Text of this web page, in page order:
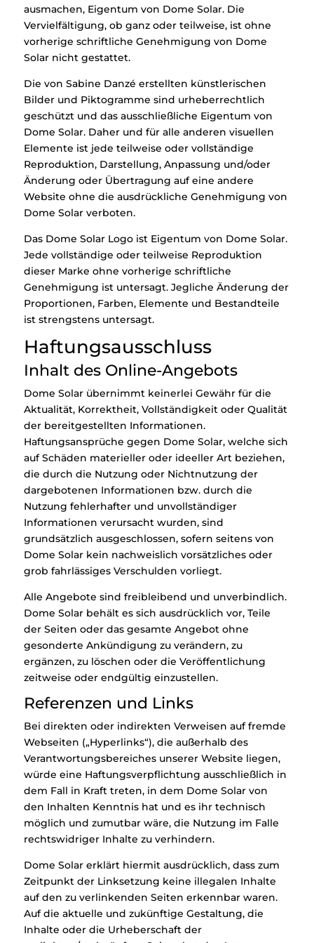
ausmachen, Eigentum von Dome Solar. Die
Vervielfältigung, ob ganz oder teilweise, ist ohne
vorherige schriftliche Genehmigung von Dome
Solar nicht gestattet.
Die von Sabine Danzé erstellten künstlerischen
Bilder und Piktogramme sind urheberrechtlich
geschützt und das ausschließliche Eigentum von
Dome Solar. Daher und für alle anderen visuellen
Elemente ist jede teilweise oder vollständige
Reproduktion, Darstellung, Anpassung und/oder
Änderung oder Übertragung auf eine andere
Website ohne die ausdrückliche Genehmigung von
Dome Solar verboten.
Das Dome Solar Logo ist Eigentum von Dome Solar.
Jede vollständige oder teilweise Reproduktion
dieser Marke ohne vorherige schriftliche
Genehmigung ist untersagt. Jegliche Änderung der
Proportionen, Farben, Elemente und Bestandteile
ist strengstens untersagt.
Haftungsausschluss
Inhalt des Online-Angebots
Dome Solar übernimmt keinerlei Gewähr für die
Aktualität, Korrektheit, Vollständigkeit oder Qualität
der bereitgestellten Informationen.
Haftungsansprüche gegen Dome Solar, welche sich
auf Schäden materieller oder ideeller Art beziehen,
die durch die Nutzung oder Nichtnutzung der
dargebotenen Informationen bzw. durch die
Nutzung fehlerhafter und unvollständiger
Informationen verursacht wurden, sind
grundsätzlich ausgeschlossen, sofern seitens von
Dome Solar kein nachweislich vorsätzliches oder
grob fahrlässiges Verschulden vorliegt.
Alle Angebote sind freibleibend und unverbindlich.
Dome Solar behält es sich ausdrücklich vor, Teile
der Seiten oder das gesamte Angebot ohne
gesonderte Ankündigung zu verändern, zu
ergänzen, zu löschen oder die Veröffentlichung
zeitweise oder endgültig einzustellen.
Referenzen und Links
Bei direkten oder indirekten Verweisen auf fremde
Webseiten („Hyperlinks“), die außerhalb des
Verantwortungsbereiches unserer Website liegen,
würde eine Haftungsverpflichtung ausschließlich in
dem Fall in Kraft treten, in dem Dome Solar von
den Inhalten Kenntnis hat und es ihr technisch
möglich und zumutbar wäre, die Nutzung im Falle
rechtswidriger Inhalte zu verhindern.
Dome Solar erklärt hiermit ausdrücklich, dass zum
Zeitpunkt der Linksetzung keine illegalen Inhalte
auf den zu verlinkenden Seiten erkennbar waren.
Auf die aktuelle und zukünftige Gestaltung, die
Inhalte oder die Urheberschaft der